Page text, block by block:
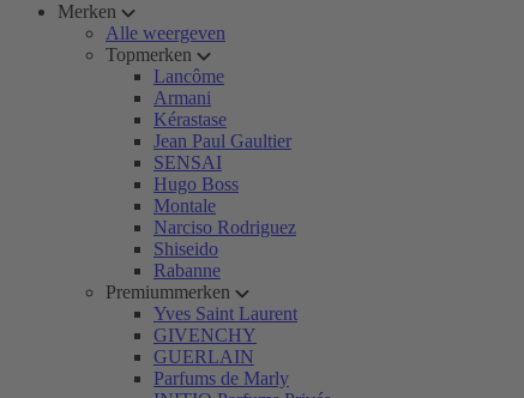
Merken
Alle weergeven
Topmerken
Lancôme
Armani
Kérastase
Jean Paul Gaultier
SENSAI
Hugo Boss
Montale
Narciso Rodriguez
Shiseido
Rabanne
Premiummerken
Yves Saint Laurent
GIVENCHY
GUERLAIN
Parfums de Marly